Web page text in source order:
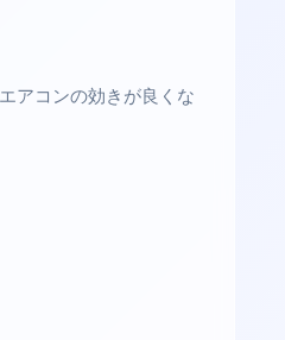
アコンの効きが良くな